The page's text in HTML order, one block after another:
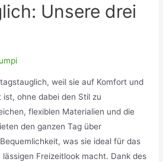
Unsere drei
weil sie auf Komfort und
ohne dabei den Stil zu
flexiblen Materialien und die
den ganzen Tag über
was sie ideal für das
Freizeitlook macht. Dank des